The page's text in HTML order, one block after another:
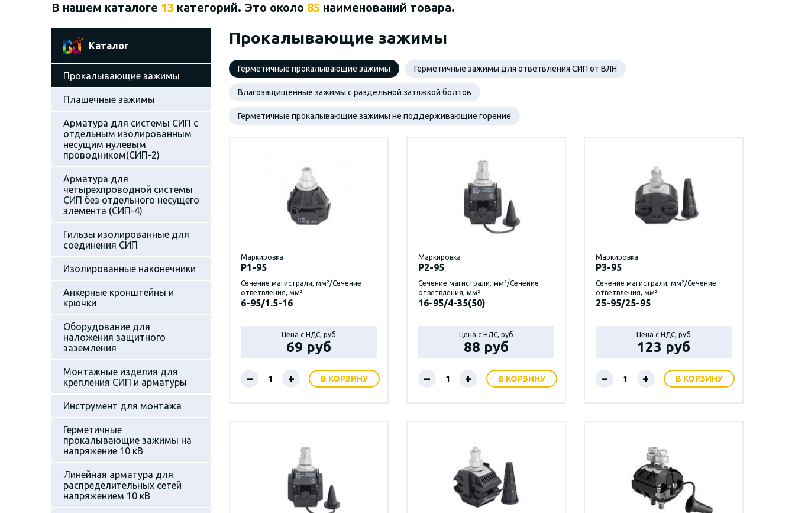
В нашем каталоге 13 категорий. Это около 85 наименований товара.
Каталог
Прокалывающие зажимы
Плашечные зажимы
Арматура для системы СИП с
отдельным изолированным
несущим нулевым
проводником(СИП-2)
Арматура для
четырехпроводной системы
СИП без отдельного несущего
элемента (СИП-4)
Гильзы изолированные для
соединения СИП
Изолированные наконечники
Анкерные кронштейны и
крючки
Оборудование для
наложения защитного
заземления
Монтажные изделия для
крепления СИП и арматуры
Инструмент для монтажа
Герметичные
прокалывающие зажимы на
напряжение 10 кВ
Линейная арматура для
распределительных сетей
напряжением 10 кВ
Прокалывающие зажимы
Герметичные прокалывающие зажимы Герметичные зажимы для ответвления СИП от ВЛН
Влагозащищенные зажимы с раздельной затяжкой болтов
Герметичные прокалывающие зажимы не поддерживающие горение
Маркировка
P1-95
Сечение магистрали, мм²/Сечение
ответвления, мм²
6-95/1.5-16
Цена с НДС, руб
69 руб
– + В КОРЗИНУ
Маркировка
P2-95
Сечение магистрали, мм²/Сечение
ответвления, мм²
16-95/4-35(50)
Цена с НДС, руб
88 руб
– + В КОРЗИНУ
Маркировка
P3-95
Сечение магистрали, мм²/Сечение
ответвления, мм²
25-95/25-95
Цена с НДС, руб
123 руб
– + В КОРЗИНУ